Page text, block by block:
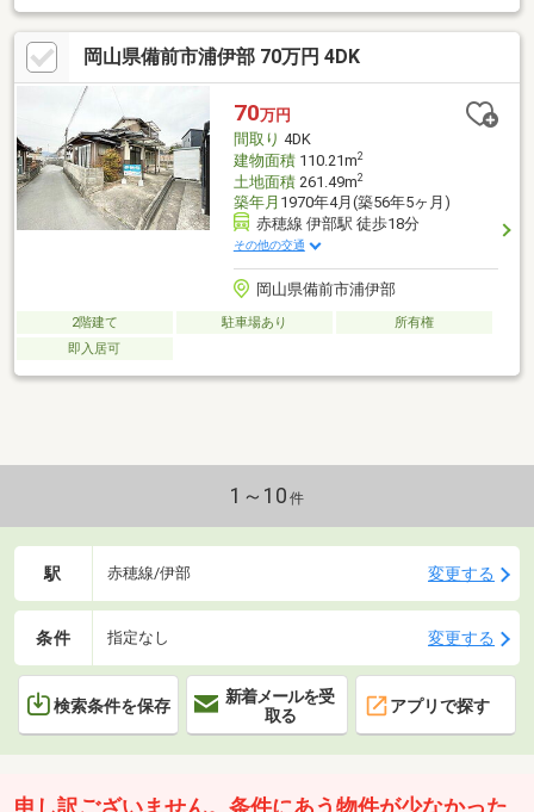
岡山県備前市浦伊部 70万円 4DK
70万円
間取り 4DK
建物面積110.21m2
土地面積261.49m2
築年月 1970年4月(築56年5ヶ月)
赤穂線 伊部駅 徒歩18分
その他の交通
岡山県備前市浦伊部
2階建て 駐車場あり
所有権
即入居可
1～10 件
駅 赤穂線/伊部 変更する
条件 指定なし 変更する
検索条件を保存
新着メールを受
取る
アプリで探す
申し訳ございません。条件にあう物件が少なかった